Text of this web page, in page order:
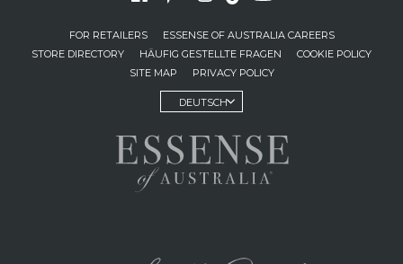
FOR RETAILERS
ESSENSE OF AUSTRALIA CAREERS
STORE DIRECTORY
HÄUFIG GESTELLTE FRAGEN
COOKIE POLICY
SITE MAP
PRIVACY POLICY
DEUTSCH